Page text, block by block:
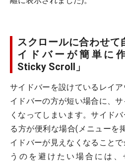
スクロールに合わせて
イドバーが簡単に
Sticky Scroll」
サイドバーを設けているレイ
イドバーの方が短い場合に、
くなってしまいます。サイド
る方が便利な場合(メニューを
イドバーが見えなくなること
うのを避けたい場合には、